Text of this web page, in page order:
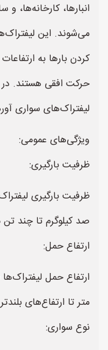
انبارها، کارخانه‌ها،
می‌شوند. این
کردن بارها به
حرکت افقی هستند. در
لیفتراک‌های سواری
ویژگی‌های عمومی:
ظرفیت بارگیری:
ظرفیت بارگیری
صد کیلوگرم تا چند تن
ارتفاع حمل:
ارتفاع حمل
متر تا ارتفاع‌های
نوع سواری: